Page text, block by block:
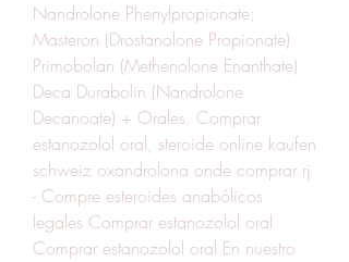
Nandrolone Phenylpropionate;
Masteron (Drostanolone Propionate)
Primobolan (Methenolone Enanthate)
Deca Durabolin (Nandrolone
Decanoate) + Orales. Comprar
estanozolol oral, steroide online kaufen
schweiz oxandrolona onde comprar rj
- Compre esteroides anabólicos
legales Comprar estanozolol oral
Comprar estanozolol oral En nuestro